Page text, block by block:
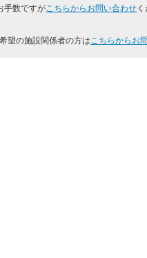
手数ですがこちらからお問い合わせ
望の施設関係者の方はこちらからお